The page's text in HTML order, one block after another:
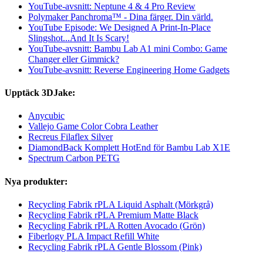
YouTube-avsnitt: Neptune 4 & 4 Pro Review
Polymaker Panchroma™ - Dina färger. Din värld.
YouTube Episode: We Designed A Print-In-Place
Slingshot...And It Is Scary!
YouTube-avsnitt: Bambu Lab A1 mini Combo: Game
Changer eller Gimmick?
YouTube-avsnitt: Reverse Engineering Home Gadgets
Upptäck 3DJake:
Anycubic
Vallejo Game Color Cobra Leather
Recreus Filaflex Silver
DiamondBack Komplett HotEnd för Bambu Lab X1E
Spectrum Carbon PETG
Nya produkter:
Recycling Fabrik rPLA Liquid Asphalt (Mörkgrå)
Recycling Fabrik rPLA Premium Matte Black
Recycling Fabrik rPLA Rotten Avocado (Grön)
Fiberlogy PLA Impact Refill White
Recycling Fabrik rPLA Gentle Blossom (Pink)